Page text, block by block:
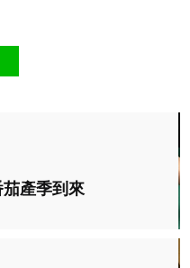
產季到來